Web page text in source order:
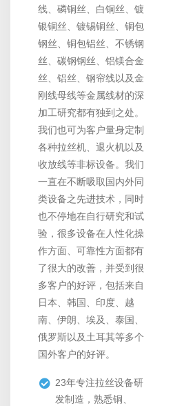
线、磷铜丝、白铜丝、镀
银铜丝、镀锡铜丝、铜包
钢丝、铜包铝丝、不锈钢
丝、碳钢钢丝、铝镁合金
丝、铝丝、钢帘线以及金
刚线母线等金属线材的深
加工研究都有独到之处。
我们也可为客户量身定制
各种拉丝机、退火机以及
收放线等非标设备。我们
一直在不断吸取国内外同
类设备之先进技术，同时
也不停地在自行研究和试
验，很多设备在人性化操
作方面、可靠性方面都有
了很大的改善，并受到很
多客户的好评，包括来自
日本、韩国、印度、越
南、伊朗、埃及、泰国、
俄罗斯以及土耳其等多个
国外客户的好评。
23年专注拉丝设备研
发制造，熟悉铜、